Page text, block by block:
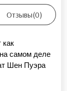
Отзывы(0)
как
самом деле
Шен Пуэра